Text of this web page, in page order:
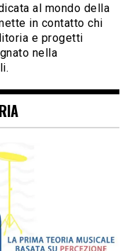
al mondo della
in contatto chi
e progetti
nella